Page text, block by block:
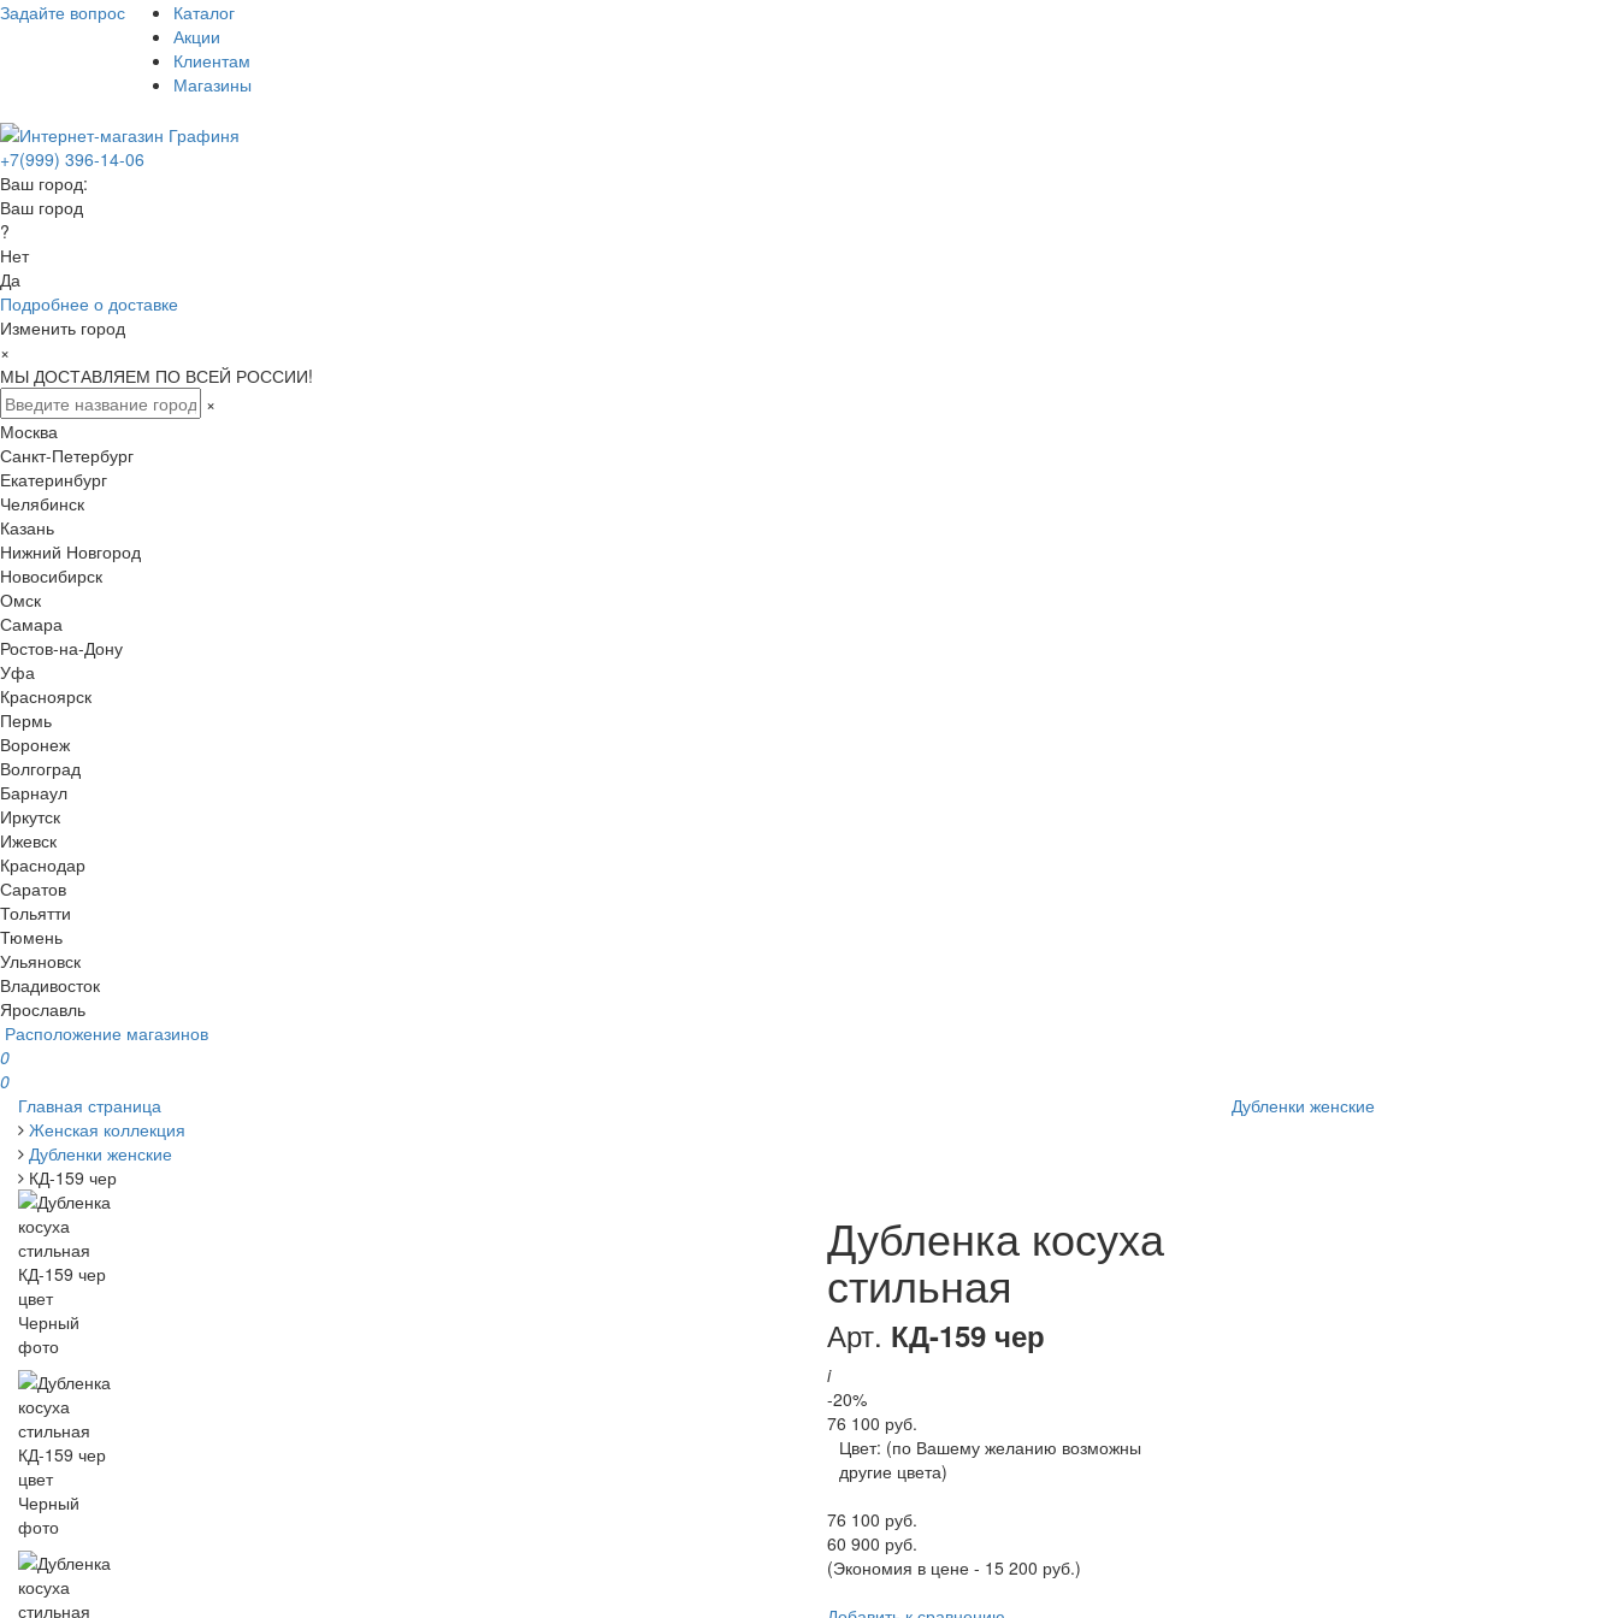
Задайте вопрос
Каталог
Акции
Клиентам
Магазины
+7(999) 396-14-06
Ваш город:
Ваш город
?
Нет
Да
Подробнее о доставке
Изменить город
×
МЫ ДОСТАВЛЯЕМ ПО ВСЕЙ РОССИИ!
×
Москва
Санкт-Петербург
Екатеринбург
Челябинск
Казань
Нижний Новгород
Новосибирск
Омск
Самара
Ростов-на-Дону
Уфа
Красноярск
Пермь
Воронеж
Волгоград
Барнаул
Иркутск
Ижевск
Краснодар
Саратов
Тольятти
Тюмень
Ульяновск
Владивосток
Ярославль
Расположение магазинов
0
0
Главная страница
Женская коллекция
Дубленки женские
КД-159 чер
Дубленка косуха
стильная
Арт. КД-159 чер
i
-20%
76 100 руб.
Цвет: (по Вашему желанию возможны
другие цвета)
76 100 руб.
60 900 руб.
(Экономия в цене - 15 200 руб.)
Дубленки женские